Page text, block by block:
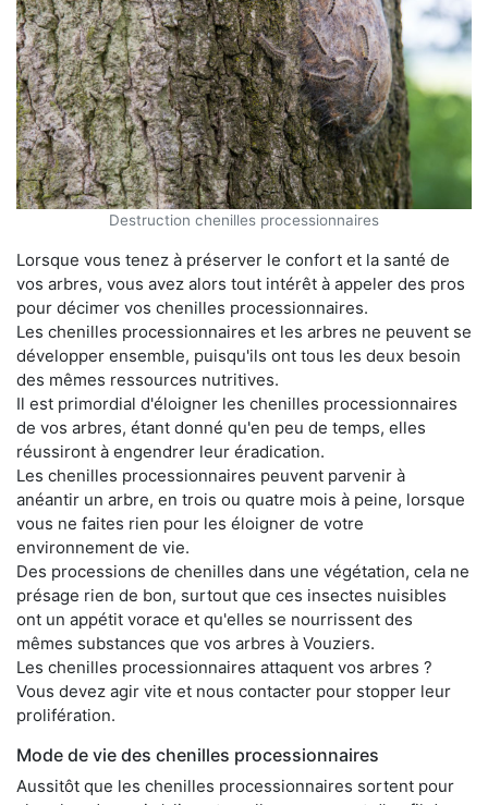
Destruction chenilles processionnaires
Lorsque vous tenez à préserver le confort et la santé de
vos arbres, vous avez alors tout intérêt à appeler des pros
pour décimer vos chenilles processionnaires.
Les chenilles processionnaires et les arbres ne peuvent se
développer ensemble, puisqu'ils ont tous les deux besoin
des mêmes ressources nutritives.
Il est primordial d'éloigner les chenilles processionnaires
de vos arbres, étant donné qu'en peu de temps, elles
réussiront à engendrer leur éradication.
Les chenilles processionnaires peuvent parvenir à
anéantir un arbre, en trois ou quatre mois à peine, lorsque
vous ne faites rien pour les éloigner de votre
environnement de vie.
Des processions de chenilles dans une végétation, cela ne
présage rien de bon, surtout que ces insectes nuisibles
ont un appétit vorace et qu'elles se nourrissent des
mêmes substances que vos arbres à Vouziers.
Les chenilles processionnaires attaquent vos arbres ?
Vous devez agir vite et nous contacter pour stopper leur
prolifération.
Mode de vie des chenilles processionnaires
Aussitôt que les chenilles processionnaires sortent pour